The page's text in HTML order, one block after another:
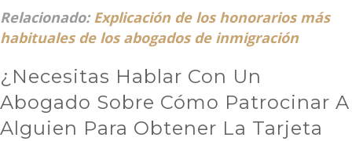
Relacionado: Explicación de los honorarios más
habituales de los abogados de inmigración
¿Necesitas Hablar Con Un
Abogado Sobre Cómo Patrocinar A
Alguien Para Obtener La Tarjeta